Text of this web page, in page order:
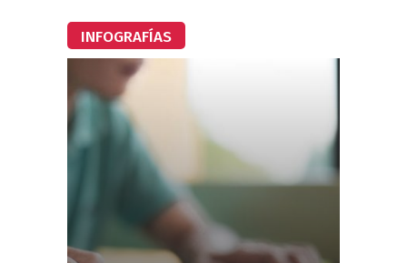
INFOGRAFÍAS